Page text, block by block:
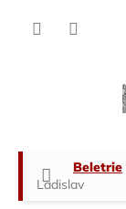
Domů
Beletrie
Ladislav